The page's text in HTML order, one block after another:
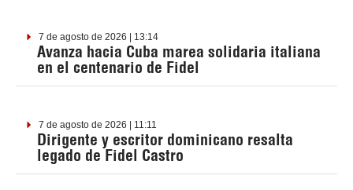
7 de agosto de 2026 | 13:14
Avanza hacia Cuba marea solidaria italiana
en el centenario de Fidel
7 de agosto de 2026 | 11:11
Dirigente y escritor dominicano resalta
legado de Fidel Castro